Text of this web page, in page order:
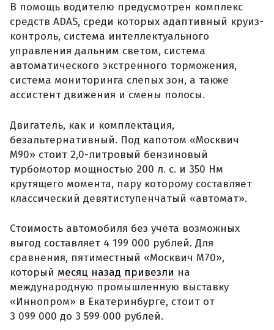
В помощь водителю предусмотрен комплекс
средств ADAS, среди которых адаптивный круиз-
контроль, система интеллектуального
управления дальним светом, система
автоматического экстренного торможения,
система мониторинга слепых зон, а также
ассистент движения и смены полосы.
Двигатель, как и комплектация,
безальтернативный. Под капотом «Москвич
М90» стоит 2,0-литровый бензиновый
турбомотор мощностью 200 л. с. и 350 Нм
крутящего момента, пару которому составляет
классический девятиступенчатый «автомат».
Стоимость автомобиля без учета возможных
выгод составляет 4 199 000 рублей. Для
сравнения, пятиместный «Москвич М70»,
который месяц назад привезли на
международную промышленную выставку
«Иннопром» в Екатеринбурге, стоит от
3 099 000 до 3 599 000 рублей.